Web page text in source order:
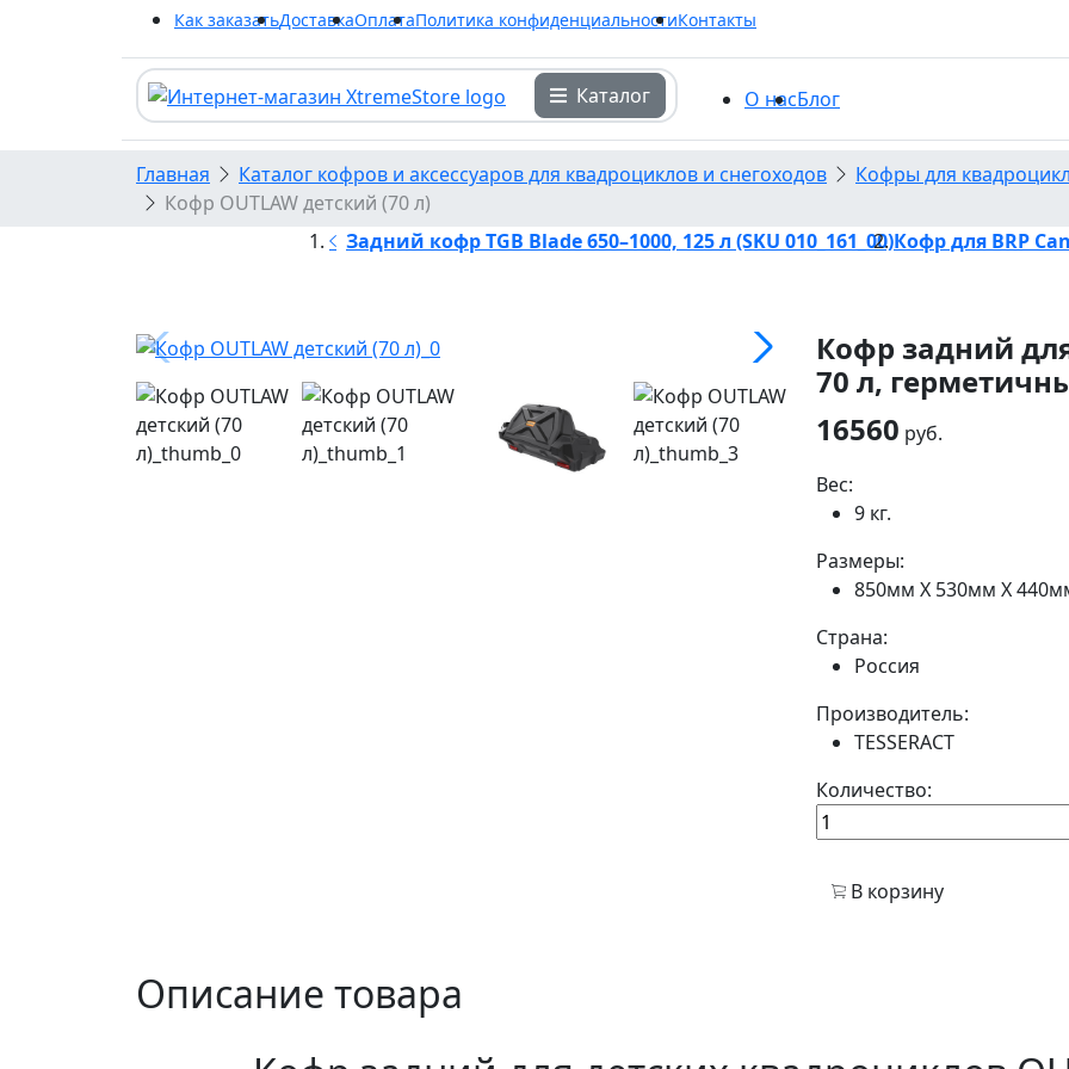
Как заказатьДоставкаОплатаПолитика конфиденциальностиКонтакты
Каталог О насБлог
Главная Каталог кофров и аксессуаров для квадроциклов и снегоходов
Кофры для
Кофр OUTLAW детский (70 л)
Задний кофр TGB Blade 650–1000, 125 л (SKU 010_161_00)Кофр для BRP
Кофр задний
70 л,
16560 руб.
Вес:
9 кг.
Размеры:
850мм Х 530мм Х
Страна:
Россия
Производитель:
TESSERACT
Количество:
В корзину
Описание товара